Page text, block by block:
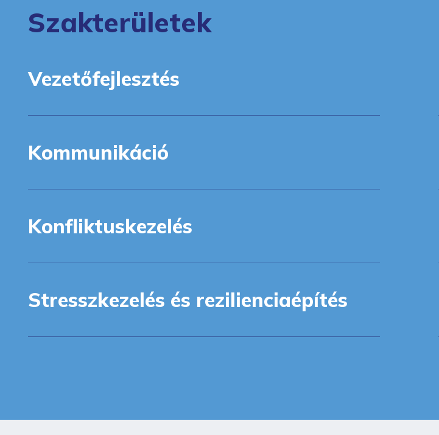
Szakterületek
Vezetőfejlesztés
Kommunikáció
Konfliktuskezelés
Stresszkezelés és rezilienciaépítés